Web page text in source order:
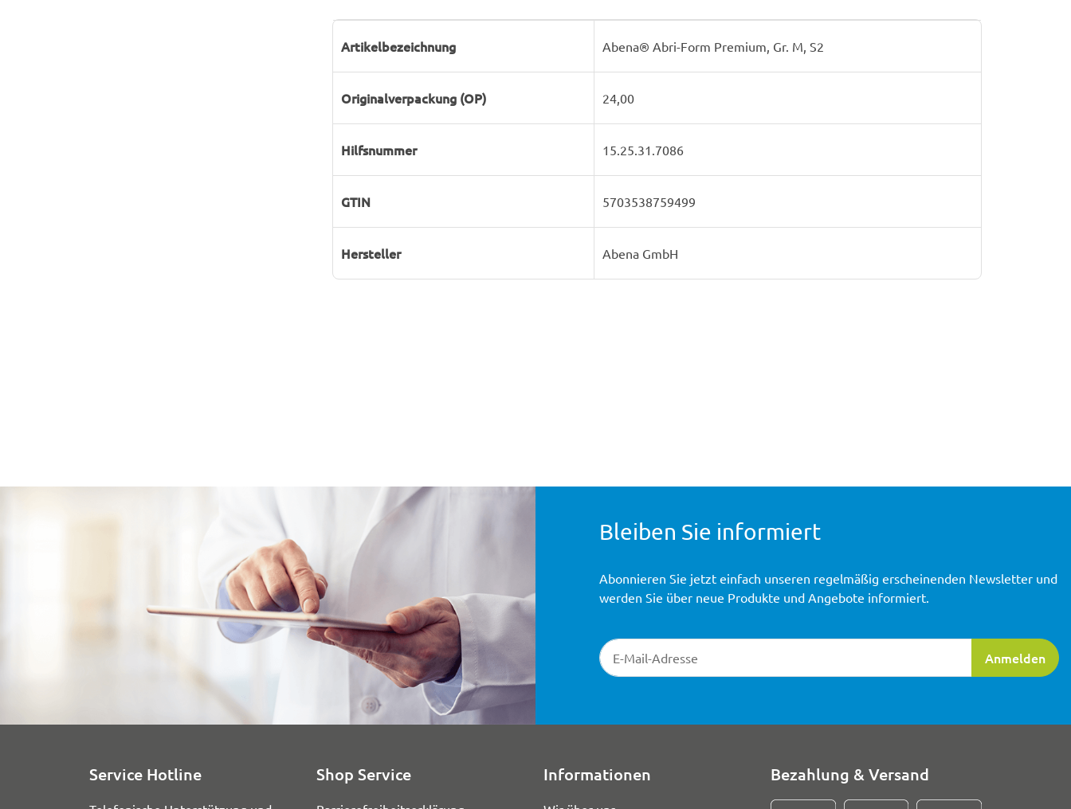
Artikelbezeichnung Abena® Abri-Form Premium, Gr. M, S2
Originalverpackung (OP) 24,00
Hilfsnummer 15.25.31.7086
GTIN 5703538759499
Hersteller Abena GmbH
Bleiben Sie informiert
Newsletter-Registrierung
Anmelden
Abonnieren Sie jetzt einfach unseren regelmäßig erscheinenden Newsletter und
werden Sie über neue Produkte und Angebote informiert.
Service Hotline Shop Service Informationen Bezahlung & Versand